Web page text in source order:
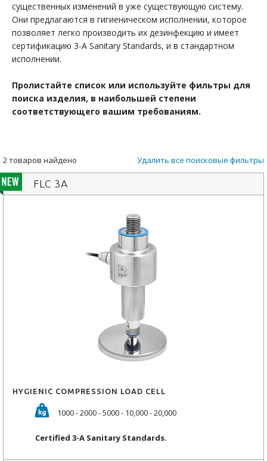
существенных изменений в уже существующую систему.
Они предлагаются в гигиеническом исполнении, которое
позволяет легко производить их дезинфекцию и имеет
сертификацию 3-A Sanitary Standards, и в стандартном
исполнении.
Пролистайте список или используйте фильтры для
поиска изделия, в наибольшей степени
соответствующего вашим требованиям.
2 товаров найдено Удалить все поисковые фильтры
FLC 3A
HYGIENIC COMPRESSION LOAD CELL
1000 - 2000 - 5000 - 10,000 - 20,000
Certified 3-A Sanitary Standards.